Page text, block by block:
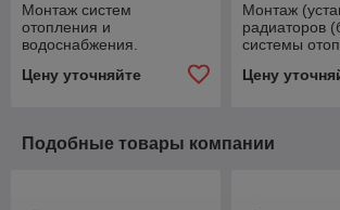
Монтаж систем
отопления и
водоснабжения.
Цену уточняйте
Монтаж
радиаторов
системы
Цену
Подобные товары компании